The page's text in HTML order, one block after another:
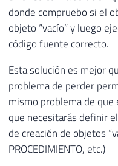
donde compruebo si el
objeto “vacío” y luego
código fuente correcto.
Esta solución es mejor
problema de perder
mismo problema de
que necesitarás definir
de creación de objetos
PROCEDIMIENTO, etc.)